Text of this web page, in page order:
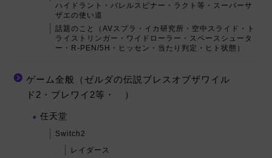
ハイドラント・バレルスピナー・ラクト等・スーパーサ
ザエの使い道
話題のこと（AVスプラ・イカ研究所・空中スライド・ト
ライストリンガー・ワイドローラー・スペースシュータ
ー・R-PEN/5H・ヒッセン・当たり判定・ヒト状態）
ゲーム全般（ゼルダの伝説ブレスオブザワイル
ド2・ブレワイ2等・ ）
任天堂
Switch2
レイダース